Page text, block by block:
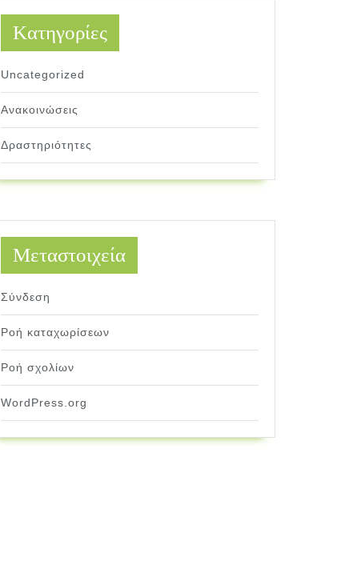
Kατηγορίες
Uncategorized
Ανακοινώσεις
Δραστηριότητες
Μεταστοιχεία
Σύνδεση
Ροή καταχωρίσεων
Ροή σχολίων
WordPress.org